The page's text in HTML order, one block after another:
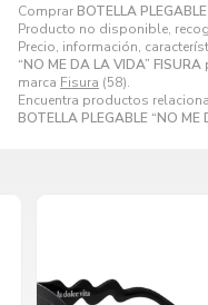
Comprar BOTELLA
Producto no disponible,
Precio, información,
“NO ME DA LA VIDA” FISURA
marca Fisura (58).
Encuentra productos
BOTELLA PLEGABLE “NO ME